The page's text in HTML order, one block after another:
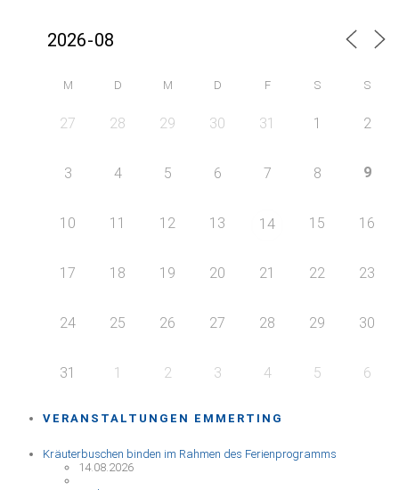
M D M D F S S
27 28 29 30 31 1 2
3 4 5 6 7 8 9
10 11 12 13 14 15 16
17 18 19 20 21 22 23
24 25 26 27 28 29 30
31 1 2 3 4 5 6
VERANSTALTUNGEN EMMERTING
Kräuterbuschen binden im Rahmen des Ferienprogramms
14.08.2026